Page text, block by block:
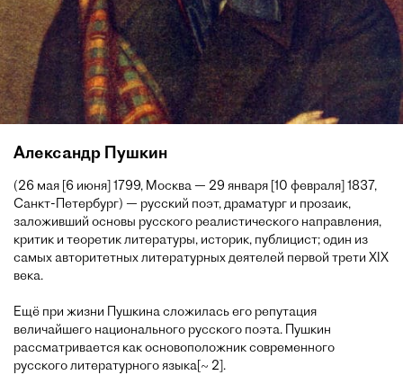
Александр Пушкин
(26 мая [6 июня] 1799, Москва — 29 января [10 февраля] 1837,
Санкт-Петербург) — русский поэт, драматург и прозаик,
заложивший основы русского реалистического направления,
критик и теоретик литературы, историк, публицист; один из
самых авторитетных литературных деятелей первой трети XIX
века.
Ещё при жизни Пушкина сложилась его репутация
величайшего национального русского поэта. Пушкин
рассматривается как основоположник современного
русского литературного языка[~ 2].